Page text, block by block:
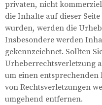
privaten, nicht
die Inhalte auf dieser
wurden, werden die
Insbesondere werden
gekennzeichnet. Sollten
Urheberrechtsverletzung
um einen entsprechenden
von Rechtsverletzungen
umgehend entfernen.